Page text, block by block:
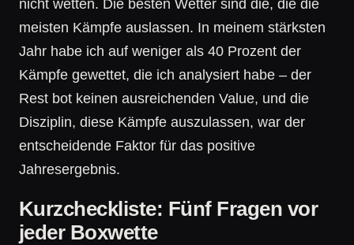
nicht wetten. Die besten Wetter sind die, die die
meisten Kämpfe auslassen. In meinem stärksten
Jahr habe ich auf weniger als 40 Prozent der
Kämpfe gewettet, die ich analysiert habe – der
Rest bot keinen ausreichenden Value, und die
Disziplin, diese Kämpfe auszulassen, war der
entscheidende Faktor für das positive
Jahresergebnis.
Kurzcheckliste: Fünf Fragen vor
jeder Boxwette